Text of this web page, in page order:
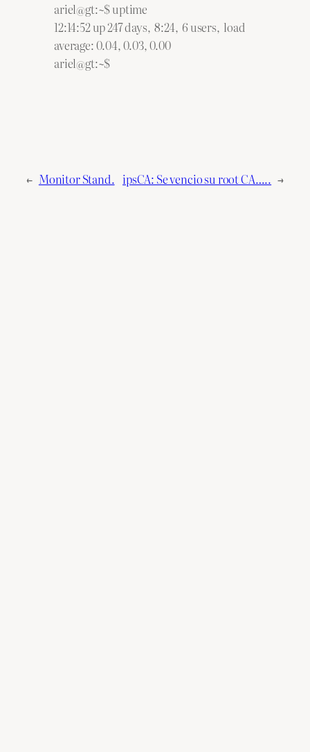
ariel@gt:~$ uptime
12:14:52 up 247 days, 8:24, 6 users, load
average: 0.04, 0.03, 0.00
ariel@gt:~$
← Monitor Stand. ipsCA: Se vencio su root CA….. →